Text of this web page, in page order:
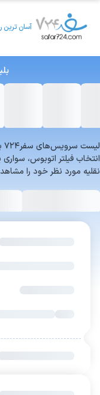
آسان ترین
انتخاب فیلتر اتوبوس،
نقلیه مورد نظر خود را